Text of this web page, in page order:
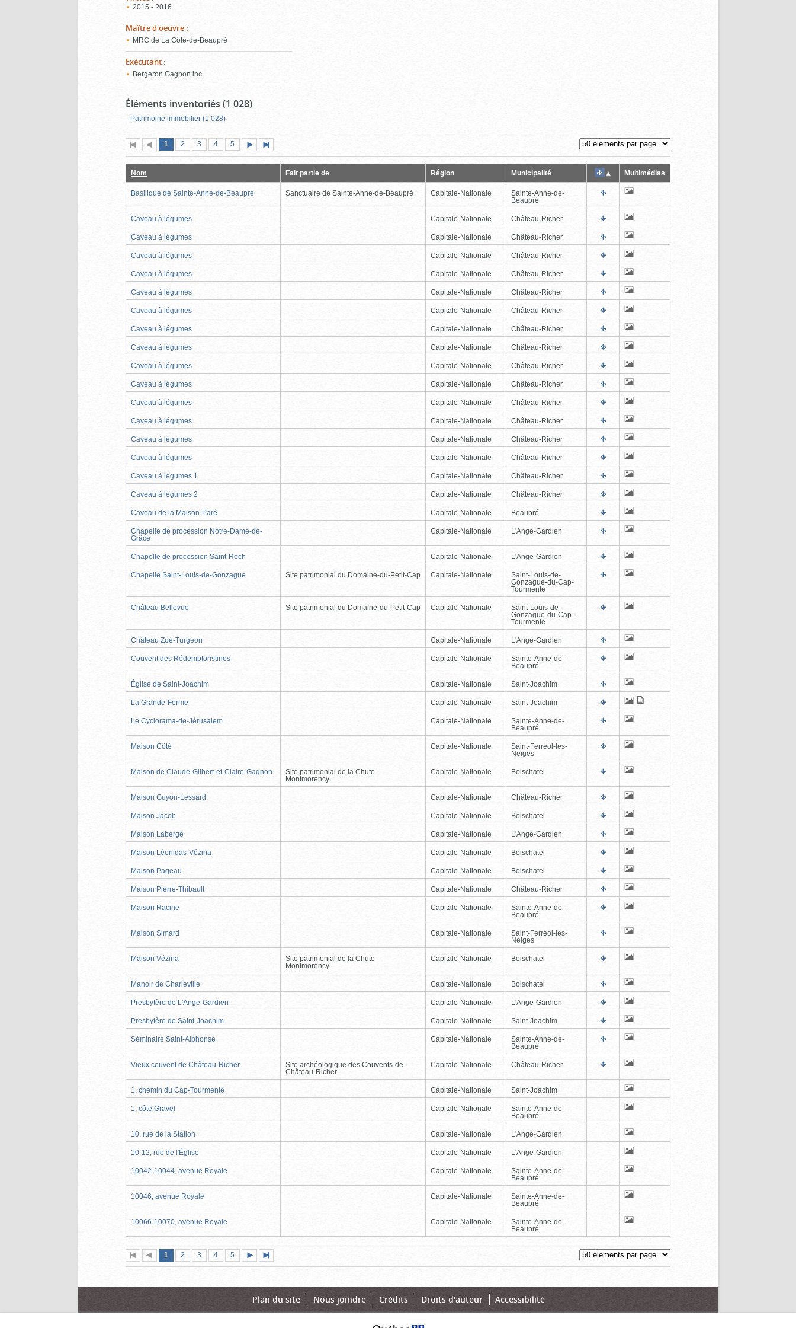
2015 - 2016
Maître d'oeuvre :
MRC de La Côte-de-Beaupré
Exécutant :
Bergeron Gagnon inc.
Éléments inventoriés (1 028)
Patrimoine immobilier (1 028)
Première
page
Page
précédente
Page
1 (page
actuelle)
Page
2 Page
3 Page
4 Page
5
suivante
page
Nom Fait partie de Région Municipalité Multimédias
Basilique de Sainte-Anne-de-Beaupré Sanctuaire de Sainte-Anne-de-Beaupré Capitale-Nationale
Sainte-Anne-de-
Beaupré
Caveau à légumes Capitale-Nationale Château-Richer
Caveau à légumes Capitale-Nationale Château-Richer
Caveau à légumes Capitale-Nationale Château-Richer
Caveau à légumes Capitale-Nationale Château-Richer
Caveau à légumes Capitale-Nationale Château-Richer
Caveau à légumes Capitale-Nationale Château-Richer
Caveau à légumes Capitale-Nationale Château-Richer
Caveau à légumes Capitale-Nationale Château-Richer
Caveau à légumes Capitale-Nationale Château-Richer
Caveau à légumes Capitale-Nationale Château-Richer
Caveau à légumes Capitale-Nationale Château-Richer
Caveau à légumes Capitale-Nationale Château-Richer
Caveau à légumes Capitale-Nationale Château-Richer
Caveau à légumes Capitale-Nationale Château-Richer
Caveau à légumes 1 Capitale-Nationale Château-Richer
Caveau à légumes 2 Capitale-Nationale Château-Richer
Caveau de la Maison-Paré Capitale-Nationale Beaupré
Chapelle de procession Notre-Dame-de-
Grâce
Capitale-Nationale L'Ange-Gardien
Chapelle de procession Saint-Roch Capitale-Nationale L'Ange-Gardien
Chapelle Saint-Louis-de-Gonzague Site patrimonial du Domaine-du-Petit-Cap Capitale-Nationale
Saint-Louis-de-
Gonzague-du-Cap-
Tourmente
Château Bellevue Site patrimonial du Domaine-du-Petit-Cap Capitale-Nationale
Saint-Louis-de-
Gonzague-du-Cap-
Tourmente
Château Zoé-Turgeon Capitale-Nationale L'Ange-Gardien
Couvent des Rédemptoristines Capitale-Nationale
Sainte-Anne-de-
Beaupré
Église de Saint-Joachim Capitale-Nationale Saint-Joachim
La Grande-Ferme Capitale-Nationale Saint-Joachim
Le Cyclorama-de-Jérusalem Capitale-Nationale
Sainte-Anne-de-
Beaupré
Maison Côté Capitale-Nationale
Saint-Ferréol-les-
Neiges
Maison de Claude-Gilbert-et-Claire-Gagnon
Site patrimonial de la Chute-
Montmorency
Capitale-Nationale Boischatel
Maison Guyon-Lessard Capitale-Nationale Château-Richer
Maison Jacob Capitale-Nationale Boischatel
Maison Laberge Capitale-Nationale L'Ange-Gardien
Maison Léonidas-Vézina Capitale-Nationale Boischatel
Maison Pageau Capitale-Nationale Boischatel
Maison Pierre-Thibault Capitale-Nationale Château-Richer
Maison Racine Capitale-Nationale
Sainte-Anne-de-
Beaupré
Maison Simard Capitale-Nationale
Saint-Ferréol-les-
Neiges
Maison Vézina
Site patrimonial de la Chute-
Montmorency
Capitale-Nationale Boischatel
Manoir de Charleville Capitale-Nationale Boischatel
Presbytère de L'Ange-Gardien Capitale-Nationale L'Ange-Gardien
Presbytère de Saint-Joachim Capitale-Nationale Saint-Joachim
Séminaire Saint-Alphonse Capitale-Nationale
Sainte-Anne-de-
Beaupré
Vieux couvent de Château-Richer
Site archéologique des Couvents-de-
Château-Richer
Capitale-Nationale Château-Richer
1, chemin du Cap-Tourmente Capitale-Nationale Saint-Joachim
1, côte Gravel Capitale-Nationale
Sainte-Anne-de-
Beaupré
10, rue de la Station Capitale-Nationale L'Ange-Gardien
10-12, rue de l'Église Capitale-Nationale L'Ange-Gardien
10042-10044, avenue Royale Capitale-Nationale
Sainte-Anne-de-
Beaupré
10046, avenue Royale Capitale-Nationale
Sainte-Anne-de-
Beaupré
10066-10070, avenue Royale Capitale-Nationale
Sainte-Anne-de-
Beaupré
Première
page
Page
précédente
Page
1 (page
actuelle)
Page
2 Page
3 Page
4 Page
5
suivante
page
Plan du site Nous joindre Crédits Droits d'auteur Accessibilité